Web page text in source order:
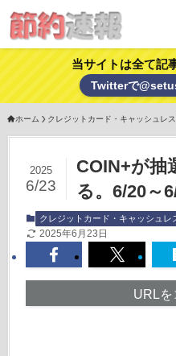
当サイトは全て記
Twitterで
ホーム クレジットカード・キャッシュレ
COIN+が抽
る。6/20～6/
2025
6/23
クレジットカード・キャッシュレ
2025年6月23日
URLを